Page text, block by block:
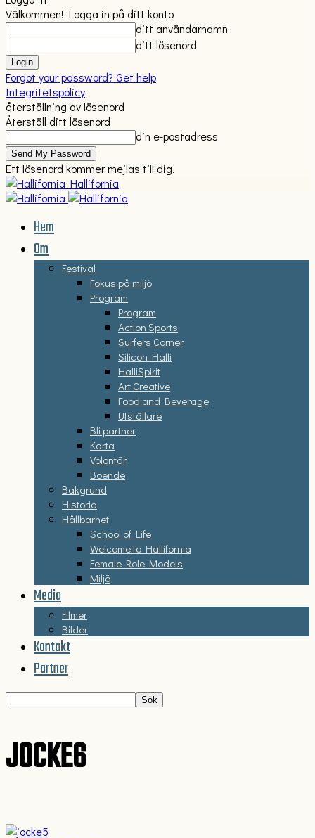
Välkommen! Logga in på ditt konto
ditt användarnamn
ditt lösenord
Forgot your password? Get help
Integritetspolicy
återställning av lösenord
Återställ ditt lösenord
din e-postadress
Ett lösenord kommer mejlas till dig.
Hallifornia
Hem
Om
Festival
Fokus på miljö
Program
Program
Action Sports
Surfers Corner
Silicon Halli
HalliSpirit
Art Creative
Food and Beverage
Utställare
Bli partner
Karta
Volontär
Boende
Bakgrund
Historia
Hållbarhet
School of Life
Welcome to Hallifornia
Female Role Models
Miljö
Media
Filmer
Bilder
Kontakt
Partner
JOCKE6